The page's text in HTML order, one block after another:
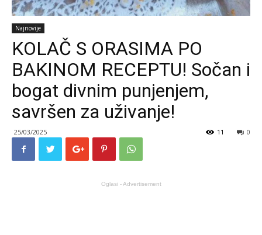
Najnovije
KOLAČ S ORASIMA PO
BAKINOM RECEPTU! Sočan i
bogat divnim punjenjem,
savršen za uživanje!
25/03/2025 0
11
Oglasi - Advertisement